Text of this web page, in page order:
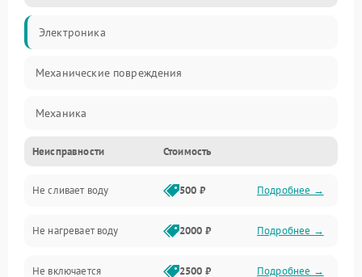
Электроника
Механические повреждения
Механика
Управление
Электропитание
Датчики
Неисправности Стоимость
Не сливает воду 500 ₽ Подробнее →
Не нагревает воду 2000 ₽ Подробнее →
Не включается 2500 ₽ Подробнее →